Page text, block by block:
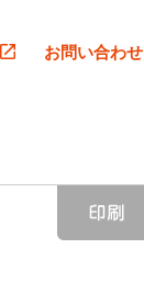
お問い合わせ